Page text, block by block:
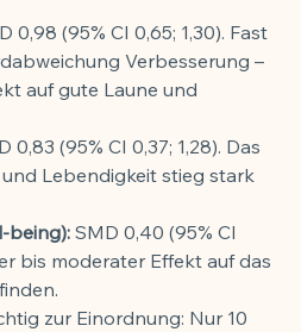
0,98 (95% CI 0,65; 1,30). Fast
Verbesserung –
auf gute Laune und
0,83 (95% CI 0,37; 1,28). Das
Lebendigkeit stieg stark
being): SMD 0,40 (95% CI
bis moderater Effekt auf das
zur Einordnung: Nur 10